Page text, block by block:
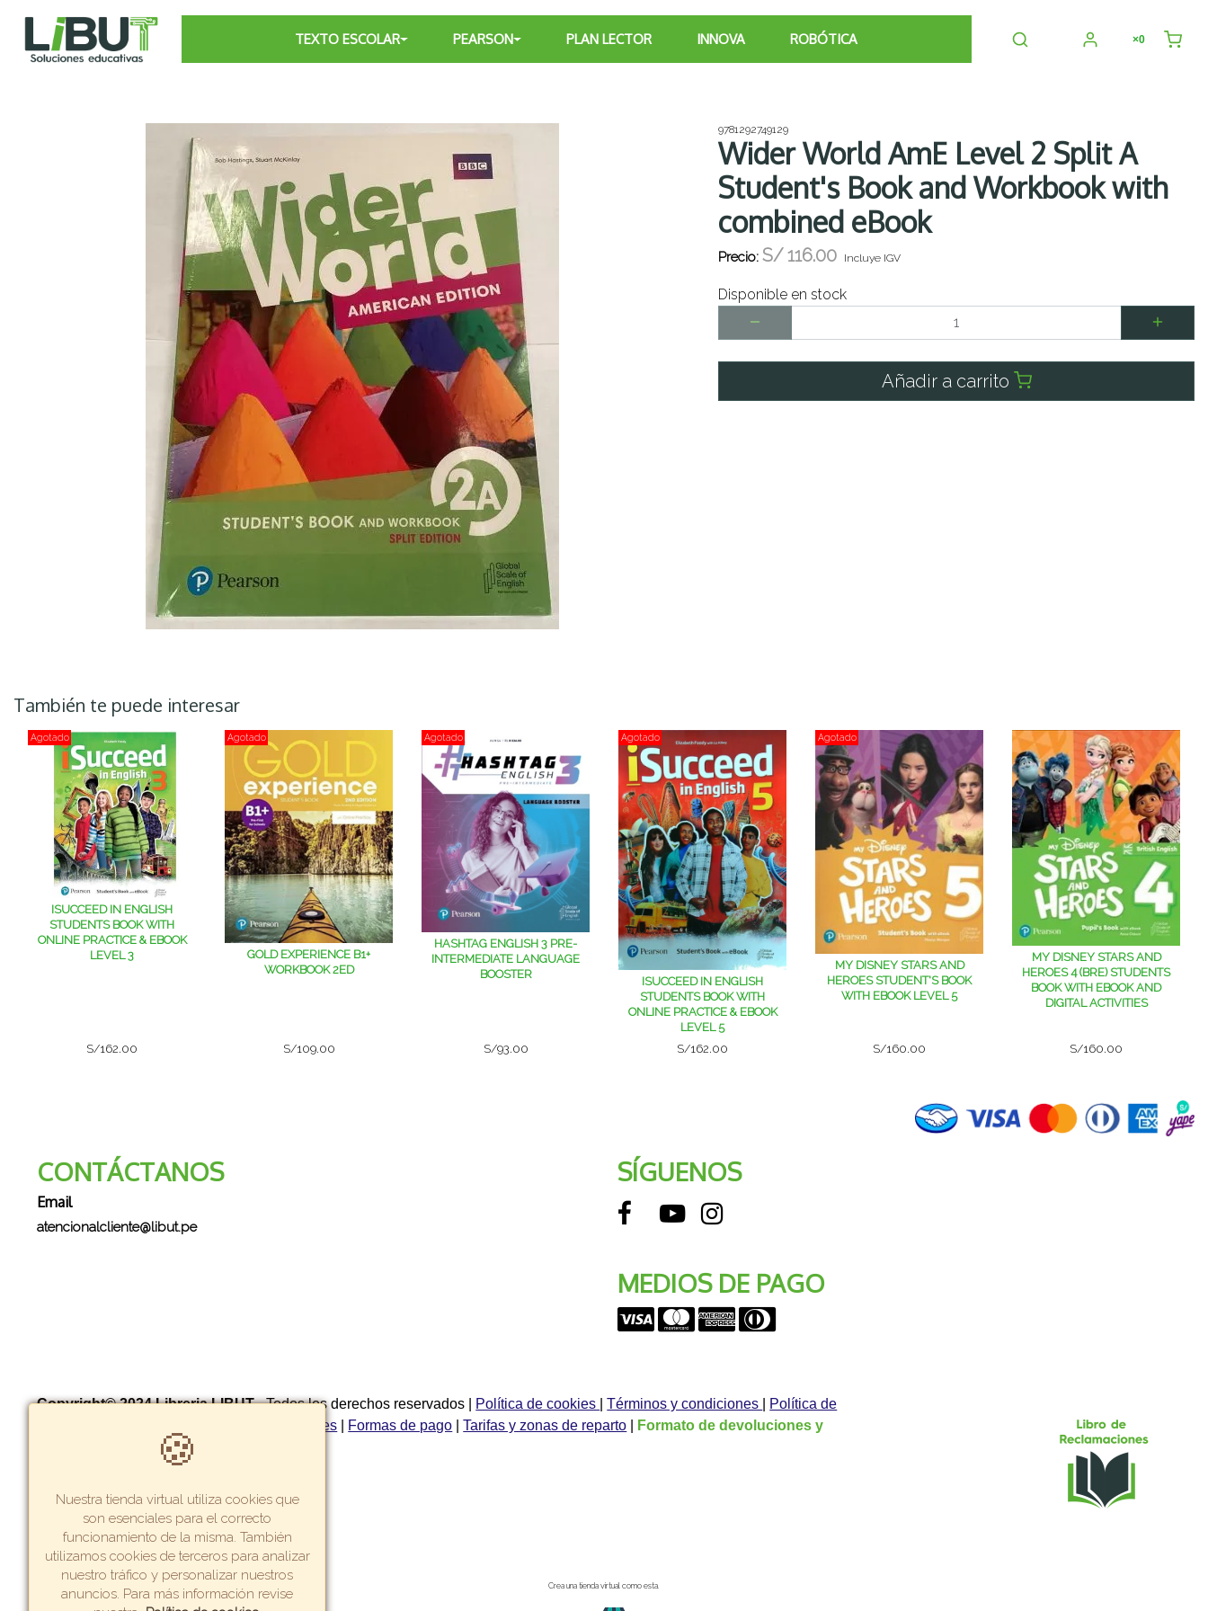
×0
TEXTO ESCOLAR PEARSON PLAN LECTOR INNOVA ROBÓTICA
9781292749129
Wider World AmE Level 2 Split A
Student's Book and Workbook with
combined eBook
Precio: S/116.00 Incluye IGV
Disponible en stock
Añadir a carrito
También te puede interesar
Agotado
ISUCCEED IN ENGLISH
STUDENTS BOOK WITH
ONLINE PRACTICE & EBOOK
LEVEL 3
S/162.00
Agotado
GOLD EXPERIENCE B1+
WORKBOOK 2ED
S/109.00
Agotado
HASHTAG ENGLISH 3 PRE-
INTERMEDIATE LANGUAGE
BOOSTER
S/93.00
Agotado
ISUCCEED IN ENGLISH
STUDENTS BOOK WITH
ONLINE PRACTICE & EBOOK
LEVEL 5
S/162.00
Agotado
MY DISNEY STARS AND
HEROES STUDENT'S BOOK
WITH EBOOK LEVEL 5
S/160.00
MY DISNEY STARS AND
HEROES 4 (BRE) STUDENTS
BOOK WITH EBOOK AND
DIGITAL ACTIVITIES
S/160.00
CONTÁCTANOS
Email
atencionalcliente@libut.pe
SÍGUENOS
MEDIOS DE PAGO
Copyright© 2024 Libreria LIBUT- Todos los derechos reservados Política de cookies |Términos y condiciones
Política de
Política de garantía y devoluciones Formas de pago |Tarifas y zonas de reparto
Formato de devoluciones y
Crea una tienda virtual como esta.
🍪
Nuestra tienda virtual utiliza cookies que
son esenciales para el correcto
funcionamiento de la misma. También
utilizamos cookies de terceros para analizar
nuestro tráfico y personalizar nuestros
anuncios. Para más información revise